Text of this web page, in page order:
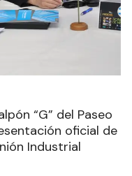
“G” del Paseo
oficial de
Industrial